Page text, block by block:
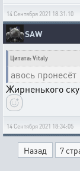
14 Сентября 2021 18:31:10
SAW
Цитата: Vitaly
авось пронесёт
Жирненького
14 Сентября 2021 18:34:05
Назад 7